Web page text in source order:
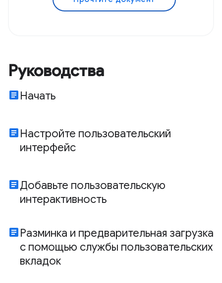
Руководства
article Начать
article Настройте пользовательский
интерфейс
articleДобавьте пользовательскую
интерактивность
article Разминка и предварительная загрузка
с помощью службы пользовательских
вкладок